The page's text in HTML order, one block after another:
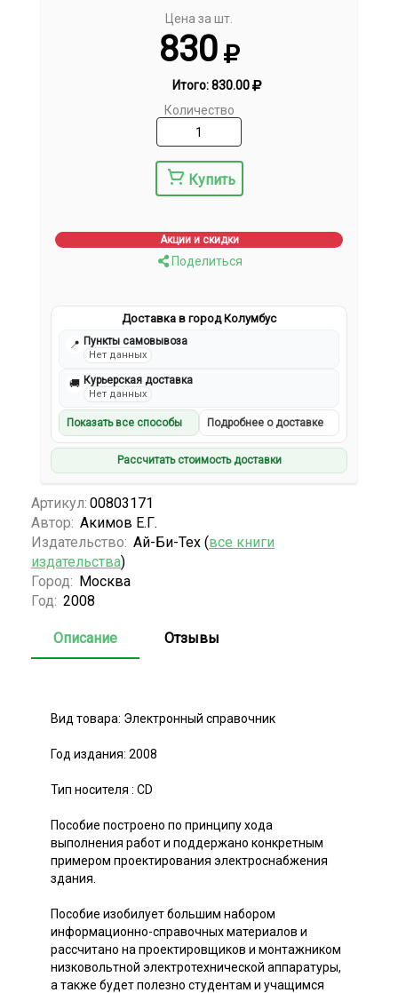
Цена за шт.
830
Итого:830.00
Количество
Купить
Акции и скидки
Поделиться
Доставка в город Колумбус
📍 Пункты самовывоза
Нет данных
🚚 Курьерская доставка
Нет данных
Показать все способы Подробнее о доставке
Рассчитать стоимость доставки
Артикул: 00803171
Автор: Акимов Е.Г.
Издательство: Ай-Би-Тех (все книги
издательства)
Город: Москва
Год: 2008
Описание Отзывы
Вид товара: Электронный справочник
Год издания: 2008
Тип носителя : CD
Пособие построено по принципу хода
выполнения работ и поддержано конкретным
примером проектирования электроснабжения
здания.
Пособие изобилует большим набором
информационно-справочных материалов и
рассчитано на проектировщиков и монтажником
низковольтной электротехнической аппаратуры,
а также будет полезно студентам и учащимся